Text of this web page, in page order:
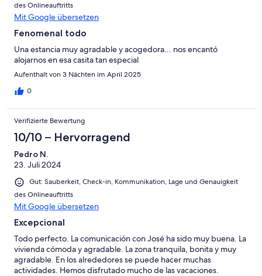
des Onlineauftritts
Mit Google übersetzen
Fenomenal todo
Una estancia muy agradable y acogedora... nos encantó
alojarnos en esa casita tan especial
Aufenthalt von 3 Nächten im April 2025
0
Verifizierte Bewertung
10/10 – Hervorragend
Pedro N.
23. Juli 2024
Gut: Sauberkeit, Check-in, Kommunikation, Lage und Genauigkeit
des Onlineauftritts
Mit Google übersetzen
Excepcional
Todo perfecto. La comunicación con José ha sido muy buena. La
vivienda cómoda y agradable. La zona tranquila, bonita y muy
agradable. En los alrededores se puede hacer muchas
actividades. Hemos disfrutado mucho de las vacaciones.